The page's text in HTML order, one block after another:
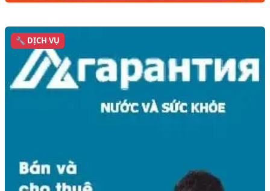
🔧 DỊCH VỤ